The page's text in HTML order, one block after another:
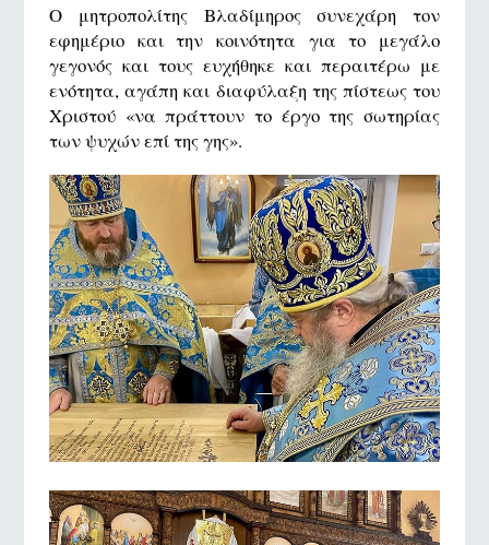
Ο μητροπολίτης Βλαδίμηρος συνεχάρη τον
εφημέριο και την κοινότητα για το μεγάλο
γεγονός και τους ευχήθηκε και περαιτέρω με
ενότητα, αγάπη και διαφύλαξη της πίστεως του
Χριστού «να πράττουν το έργο της σωτηρίας
των ψυχών επί της γης».